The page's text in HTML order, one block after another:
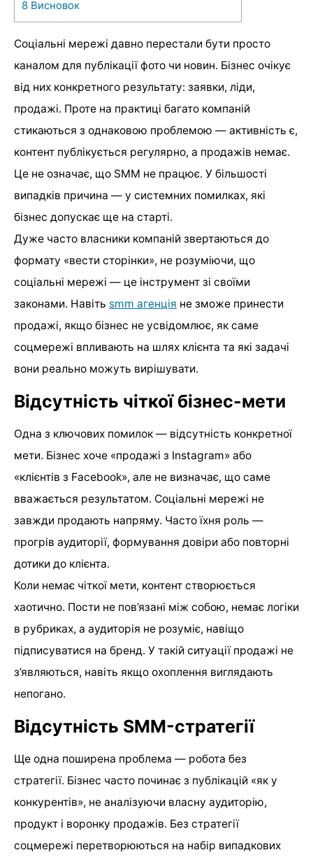
8 Висновок
Соціальні мережі давно перестали бути просто
каналом для публікації фото чи новин. Бізнес очікує
від них конкретного результату: заявки, ліди,
продажі. Проте на практиці багато компаній
стикаються з однаковою проблемою — активність є,
контент публікується регулярно, а продажів немає.
Це не означає, що SMM не працює. У більшості
випадків причина — у системних помилках, які
бізнес допускає ще на старті.
Дуже часто власники компаній звертаються до
формату «вести сторінки», не розуміючи, що
соціальні мережі — це інструмент зі своїми
законами. Навіть smm агенція не зможе принести
продажі, якщо бізнес не усвідомлює, як саме
соцмережі впливають на шлях клієнта та які задачі
вони реально можуть вирішувати.
Відсутність чіткої бізнес-мети
Одна з ключових помилок — відсутність конкретної
мети. Бізнес хоче «продажі з Instagram» або
«клієнтів з Facebook», але не визначає, що саме
вважається результатом. Соціальні мережі не
завжди продають напряму. Часто їхня роль —
прогрів аудиторії, формування довіри або повторні
дотики до клієнта.
Коли немає чіткої мети, контент створюється
хаотично. Пости не пов’язані між собою, немає логіки
в рубриках, а аудиторія не розуміє, навіщо
підписуватися на бренд. У такій ситуації продажі не
з’являються, навіть якщо охоплення виглядають
непогано.
Відсутність SMM-стратегії
Ще одна поширена проблема — робота без
стратегії. Бізнес часто починає з публікацій «як у
конкурентів», не аналізуючи власну аудиторію,
продукт і воронку продажів. Без стратегії
соцмережі перетворюються на набір випадкових